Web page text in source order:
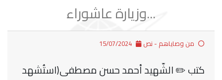
...وزيارة عاشوراء
من وصاياهم - نص
كتب ✏️ الشّهيد أحمد حسن مصطفى(استُشهد